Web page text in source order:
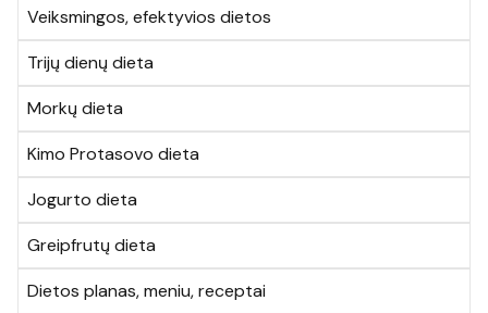
Veiksmingos, efektyvios dietos
Trijų dienų dieta
Morkų dieta
Kimo Protasovo dieta
Jogurto dieta
Greipfrutų dieta
Dietos planas, meniu, receptai